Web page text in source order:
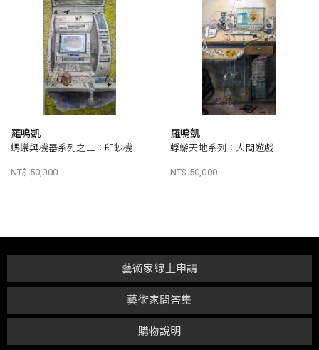
羅鳴凱
螞蟻與機器系列之二：印鈔機
NT$ 50,000
羅鳴凱
蜉蝣天地系列：人間遊戲
NT$ 50,000
購物說明
藝術家問答集
藝術家線上申請